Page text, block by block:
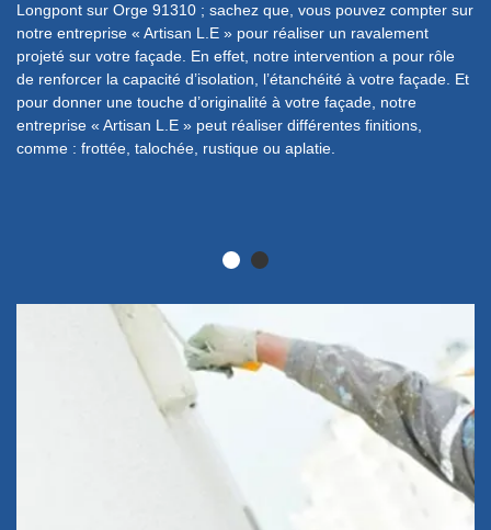
Longpont sur Orge 91310 ; sachez que, vous pouvez compter sur
notre entreprise « Artisan L.E » pour réaliser un ravalement
projeté sur votre façade. En effet, notre intervention a pour rôle
de renforcer la capacité d’isolation, l’étanchéité à votre façade. Et
pour donner une touche d’originalité à votre façade, notre
entreprise « Artisan L.E » peut réaliser différentes finitions,
comme : frottée, talochée, rustique ou aplatie.